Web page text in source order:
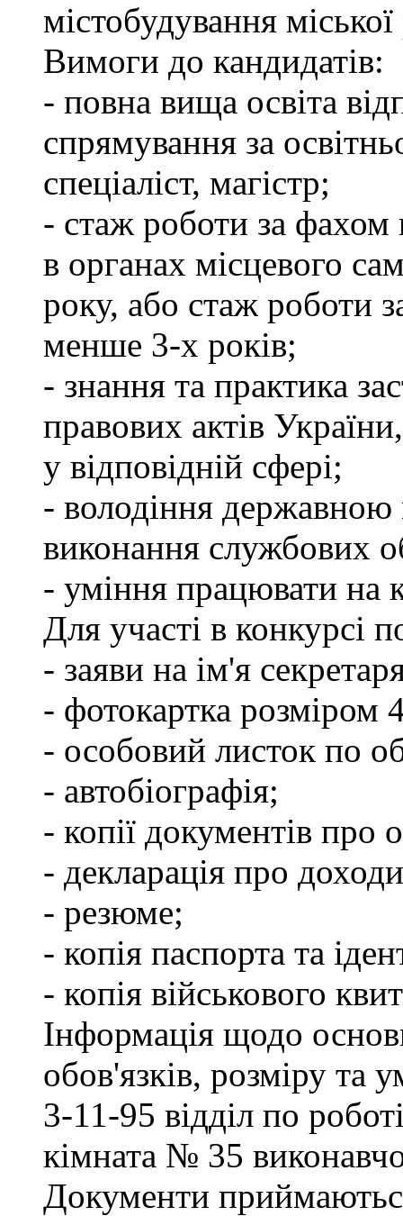
містобудування
Вимоги до кандидатів:
- повна вища освіта
спрямування за
спеціаліст, магістр;
- стаж роботи за фахом
в органах місцевого
року, або стаж роботи
менше 3-х років;
- знання та практика
правових актів
у відповідній сфері;
- володіння державною
виконання службових
- уміння працювати на
Для участі в конкурсі
- заяви на ім'я
- фотокартка розміром
- особовий листок по
- автобіографія;
- копії документів про
- декларація про
- резюме;
- копія паспорта та
- копія військового
Інформація щодо
обов'язків, розміру та
3-11-95 відділ по
кімната № 35
Документи